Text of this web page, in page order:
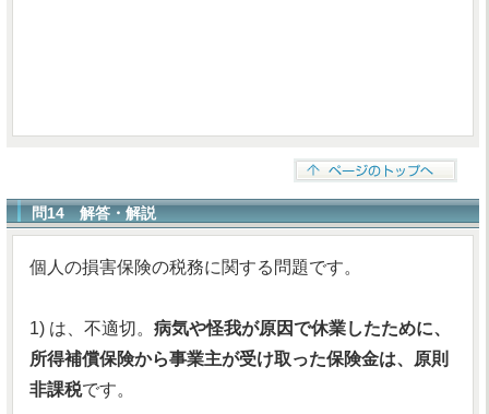
問14 解答・解説
個人の損害保険の税務に関する問題です。
1) は、不適切。 病気や怪我が原因で休業したために、
所得補償保険から事業主が受け取った保険金は、原則
非課税です。